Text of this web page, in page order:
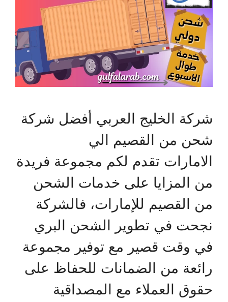
شركة الخليج العربي أفضل شركة
شحن من القصيم الي
الامارات تقدم لكم مجموعة فريدة
من المزايا على خدمات الشحن
من القصيم للإمارات، فالشركة
نجحت في تطوير الشحن البري
في وقت قصير مع توفير مجموعة
رائعة من الضمانات للحفاظ على
حقوق العملاء مع المصداقية